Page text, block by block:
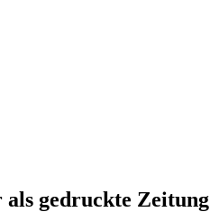
gedruckte Zeitung